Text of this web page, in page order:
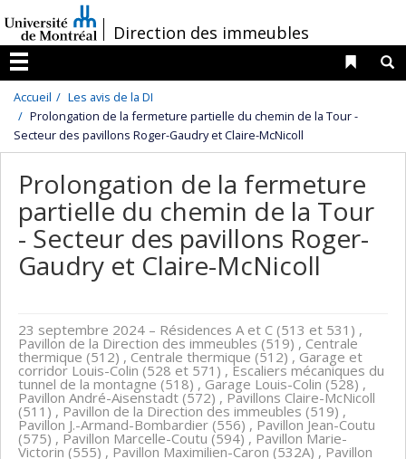
au
contenu
/Direction des immeubles
Menu
Liens
Accueil
Les avis de la DI
Prolongation de la fermeture partielle du chemin de la Tour -
Secteur des pavillons Roger-Gaudry et Claire-McNicoll
Prolongation de la fermeture
partielle du chemin de la Tour
- Secteur des pavillons Roger-
Gaudry et Claire-McNicoll
23 septembre 2024 – Résidences A et C (513 et 531) ,
Pavillon de la Direction des immeubles (519) , Centrale
thermique (512) , Centrale thermique (512) , Garage et
corridor Louis-Colin (528 et 571) , Escaliers mécaniques du
tunnel de la montagne (518) , Garage Louis-Colin (528) ,
Pavillon André-Aisenstadt (572) , Pavillons Claire-McNicoll
(511) , Pavillon de la Direction des immeubles (519) ,
Pavillon J.-Armand-Bombardier (556) , Pavillon Jean-Coutu
(575) , Pavillon Marcelle-Coutu (594) , Pavillon Marie-
Victorin (555) , Pavillon Maximilien-Caron (532A) , Pavillon